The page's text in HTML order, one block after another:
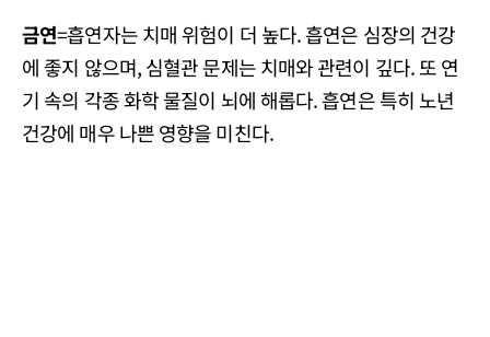
금연=흡연자는 치매 위험이 더 높다. 흡연은 심장의 건강
에 좋지 않으며, 심혈관 문제는 치매와 관련이 깊다. 또 연
기 속의 각종 화학 물질이 뇌에 해롭다. 흡연은 특히 노년
건강에 매우 나쁜 영향을 미친다.